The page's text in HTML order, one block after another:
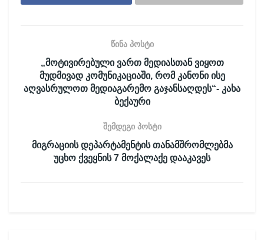
წინა პოსტი
„მოტივირებული ვართ მედიასთან ვიყოთ
მუდმივად კომუნიკაციაში, რომ კანონი ისე
აღვასრულოთ მედიაგარემო გაჯანსაღდეს“- კახა
ბექაური
შემდეგი პოსტი
მიგრაციის დეპარტამენტის თანამშრომლებმა
უცხო ქვეყნის 7 მოქალაქე დააკავეს